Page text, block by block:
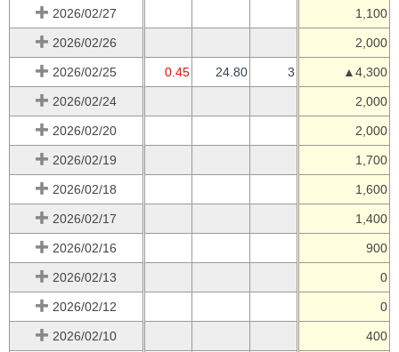
2026/02/27
1,100
2026/02/26 2,000
2026/02/25 0.45 24.80 3 ▲4,300
2026/02/24 2,000
2026/02/20 2,000
2026/02/19 1,700
2026/02/18 1,600
2026/02/17 1,400
2026/02/16 900
2026/02/13 0
2026/02/12 0
2026/02/10 400